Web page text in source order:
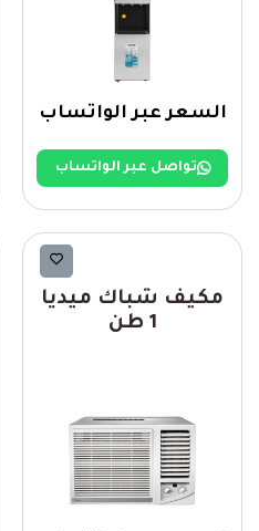
السعر عبر الواتساب
تواصل عبر الواتساب
مكيف شباك ميديا
1 طن